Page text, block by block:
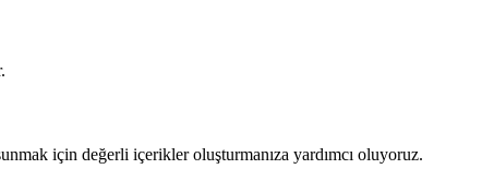
için değerli içerikler oluşturmanıza yardımcı oluyoruz.